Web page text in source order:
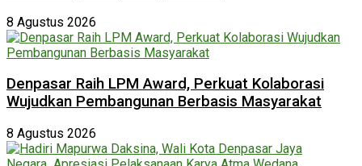
8 Agustus 2026
Denpasar Raih LPM Award, Perkuat Kolaborasi
Wujudkan Pembangunan Berbasis Masyarakat
8 Agustus 2026